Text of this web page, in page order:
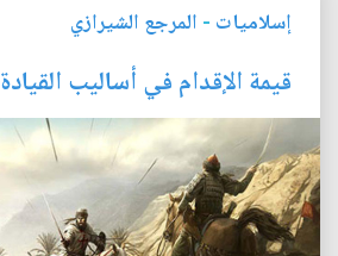
إسلاميات - المرجع الشيرازي
قيمة الإقدام في أساليب القيادة